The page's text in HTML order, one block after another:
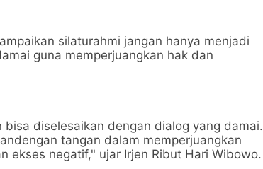
silaturahmi jangan hanya menjadi
guna memperjuangkan hak dan
diselesaikan dengan dialog yang damai.
tangan dalam memperjuangkan
ekses negatif," ujar Irjen Ribut Hari Wibowo.